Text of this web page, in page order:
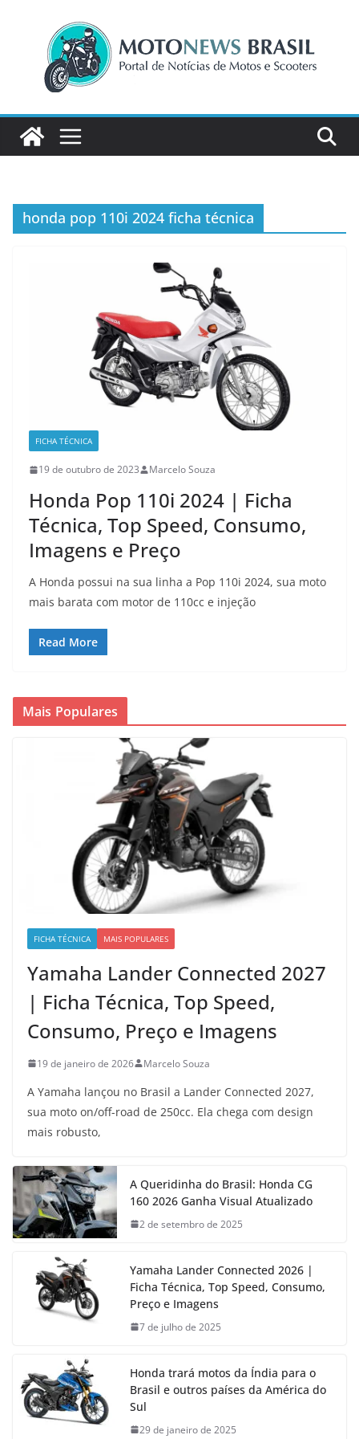
conteúdo
honda pop 110i 2024 ficha técnica
FICHA TÉCNICA
19 de outubro de 2023 Marcelo Souza
Honda Pop 110i 2024 | Ficha
Técnica, Top Speed, Consumo,
Imagens e Preço
A Honda possui na sua linha a Pop 110i 2024, sua moto
mais barata com motor de 110cc e injeção
Read More
Mais Populares
FICHA TÉCNICA MAIS POPULARES
Yamaha Lander Connected 2027
| Ficha Técnica, Top Speed,
Consumo, Preço e Imagens
19 de janeiro de 2026 Marcelo Souza
A Yamaha lançou no Brasil a Lander Connected 2027,
sua moto on/off-road de 250cc. Ela chega com design
mais robusto,
A Queridinha do Brasil: Honda CG
160 2026 Ganha Visual Atualizado
2 de setembro de 2025
Yamaha Lander Connected 2026 |
Ficha Técnica, Top Speed, Consumo,
Preço e Imagens
7 de julho de 2025
Honda trará motos da Índia para o
Brasil e outros países da América do
Sul
29 de janeiro de 2025